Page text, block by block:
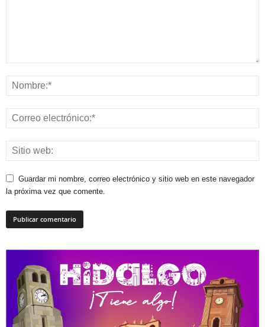
Guardar mi nombre, correo electrónico y sitio web en este navegador
la próxima vez que comente.